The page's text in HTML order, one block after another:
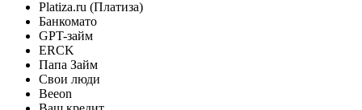
Platiza.ru (Платиза)
Банкомато
GPT-займ
ERCK
Папа Займ
Свои люди
Beeon